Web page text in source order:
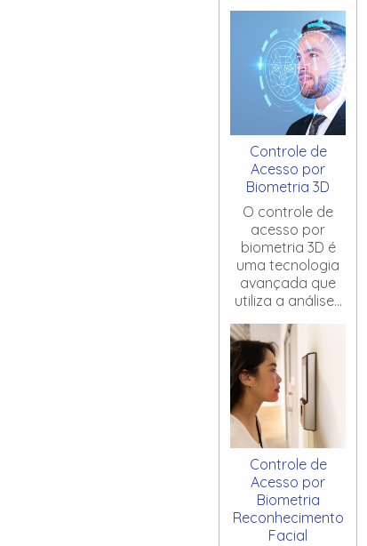
Controle de
Acesso por
Biometria 3D
O controle de
acesso por
biometria 3D é
uma tecnologia
avançada que
utiliza a análise...
Controle de
Acesso por
Biometria
Reconhecimento
Facial